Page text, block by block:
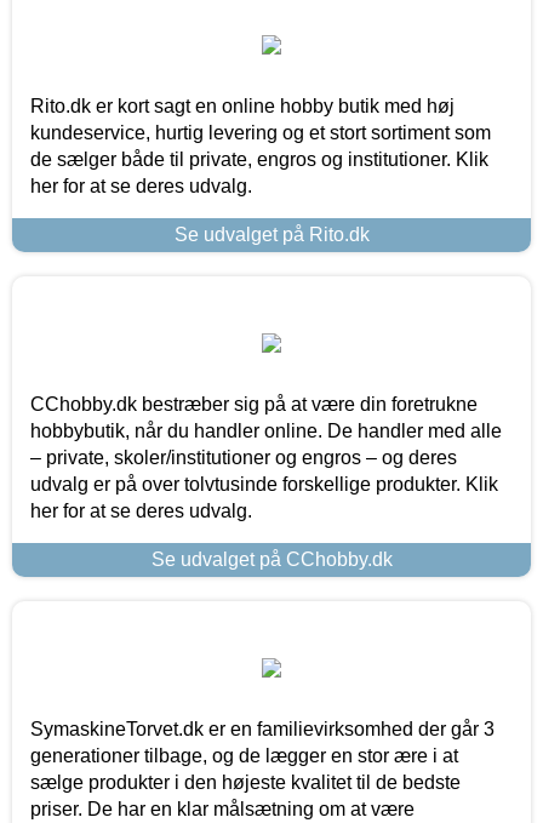
Rito.dk er kort sagt en online hobby butik med høj
kundeservice, hurtig levering og et stort sortiment som
de sælger både til private, engros og institutioner. Klik
her for at se deres udvalg.
Se udvalget på Rito.dk
CChobby.dk bestræber sig på at være din foretrukne
hobbybutik, når du handler online. De handler med alle
– private, skoler/institutioner og engros – og deres
udvalg er på over tolvtusinde forskellige produkter. Klik
her for at se deres udvalg.
Se udvalget på CChobby.dk
SymaskineTorvet.dk er en familievirksomhed der går 3
generationer tilbage, og de lægger en stor ære i at
sælge produkter i den højeste kvalitet til de bedste
priser. De har en klar målsætning om at være